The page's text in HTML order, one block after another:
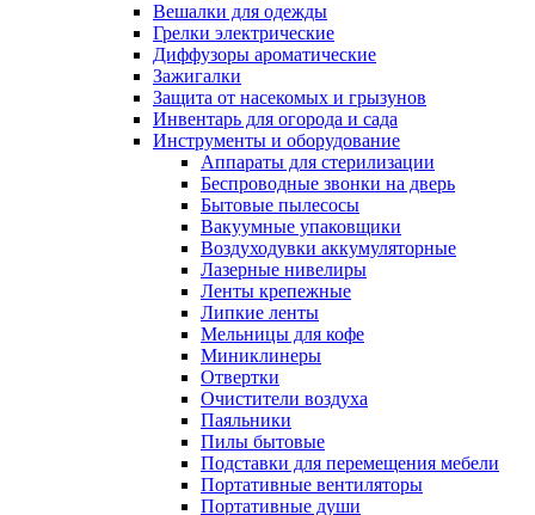
Вешалки для одежды
Грелки электрические
Диффузоры ароматические
Зажигалки
Защита от насекомых и грызунов
Инвентарь для огорода и сада
Инструменты и оборудование
Аппараты для стерилизации
Беспроводные звонки на дверь
Бытовые пылесосы
Вакуумные упаковщики
Воздуходувки аккумуляторные
Лазерные нивелиры
Ленты крепежные
Липкие ленты
Мельницы для кофе
Миниклинеры
Отвертки
Очистители воздуха
Паяльники
Пилы бытовые
Подставки для перемещения мебели
Портативные вентиляторы
Портативные души